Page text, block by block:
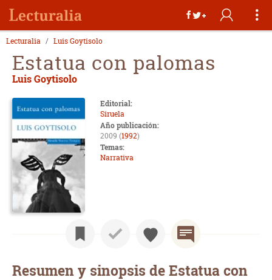
Lecturalia Luis Goytisolo
Estatua con palomas
Luis Goytisolo
Editorial:
Siruela
Año publicación:
2009 (1992)
Temas:
Narrativa
Resumen y sinopsis de Estatua con